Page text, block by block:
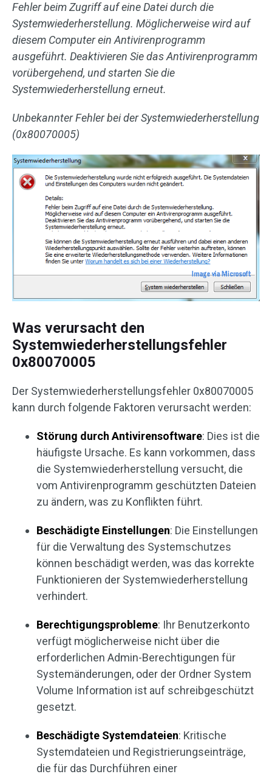
Fehler beim Zugriff auf eine Datei durch die
Systemwiederherstellung. Möglicherweise wird auf
diesem Computer ein Antivirenprogramm
ausgeführt. Deaktivieren Sie das Antivirenprogramm
vorübergehend, und starten Sie die
Systemwiederherstellung erneut.
Unbekannter Fehler bei der Systemwiederherstellung
(0x80070005)
Was verursacht den
Systemwiederherstellungsfehler
0x80070005
Der Systemwiederherstellungsfehler 0x80070005
kann durch folgende Faktoren verursacht werden:
Störung durch Antivirensoftware: Dies ist die
häufigste Ursache. Es kann vorkommen, dass
die Systemwiederherstellung versucht, die
vom Antivirenprogramm geschützten Dateien
zu ändern, was zu Konflikten führt.
Beschädigte Einstellungen: Die Einstellungen
für die Verwaltung des Systemschutzes
können beschädigt werden, was das korrekte
Funktionieren der Systemwiederherstellung
verhindert.
Berechtigungsprobleme: Ihr Benutzerkonto
verfügt möglicherweise nicht über die
erforderlichen Admin-Berechtigungen für
Systemänderungen, oder der Ordner System
Volume Information ist auf schreibgeschützt
gesetzt.
Beschädigte Systemdateien: Kritische
Systemdateien und Registrierungseinträge,
die für das Durchführen einer